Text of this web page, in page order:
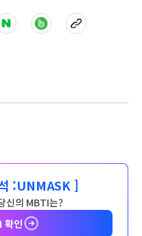
:UNMASK ]
신의 MBTI는?
확인